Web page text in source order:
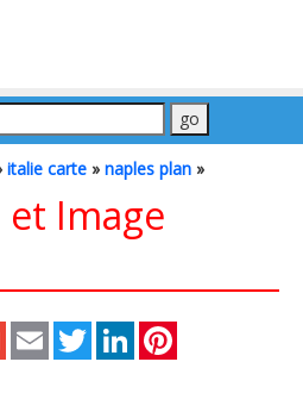
italie carte » naples plan »
et Image
Gmail Email TwitterLinkedIn